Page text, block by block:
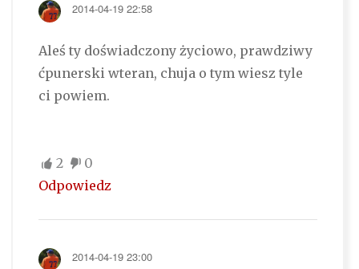
2014-04-19 22:58
Aleś ty doświadczony życiowo, prawdziwy
ćpunerski wteran, chuja o tym wiesz tyle
ci powiem.
2
0
Odpowiedz
2014-04-19 23:00